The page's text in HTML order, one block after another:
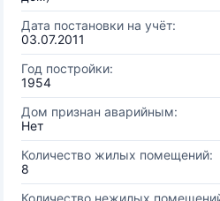
Дата постановки на учёт:
03.07.2011
Год постройки:
1954
Дом признан аварийным:
Нет
Количество жилых помещений:
8
Количество нежилых